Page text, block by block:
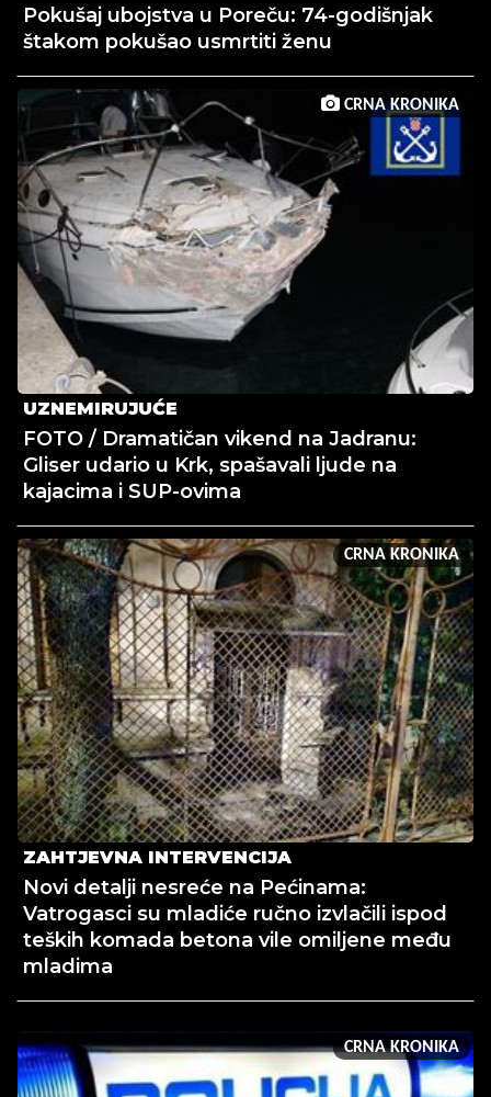
Pokušaj ubojstva u Poreču: 74-godišnjak
štakom pokušao usmrtiti ženu
CRNA KRONIKA
UZNEMIRUJUĆE
FOTO / Dramatičan vikend na Jadranu:
Gliser udario u Krk, spašavali ljude na
kajacima i SUP-ovima
CRNA KRONIKA
ZAHTJEVNA INTERVENCIJA
Novi detalji nesreće na Pećinama:
Vatrogasci su mladiće ručno izvlačili ispod
teških komada betona vile omiljene među
mladima
CRNA KRONIKA